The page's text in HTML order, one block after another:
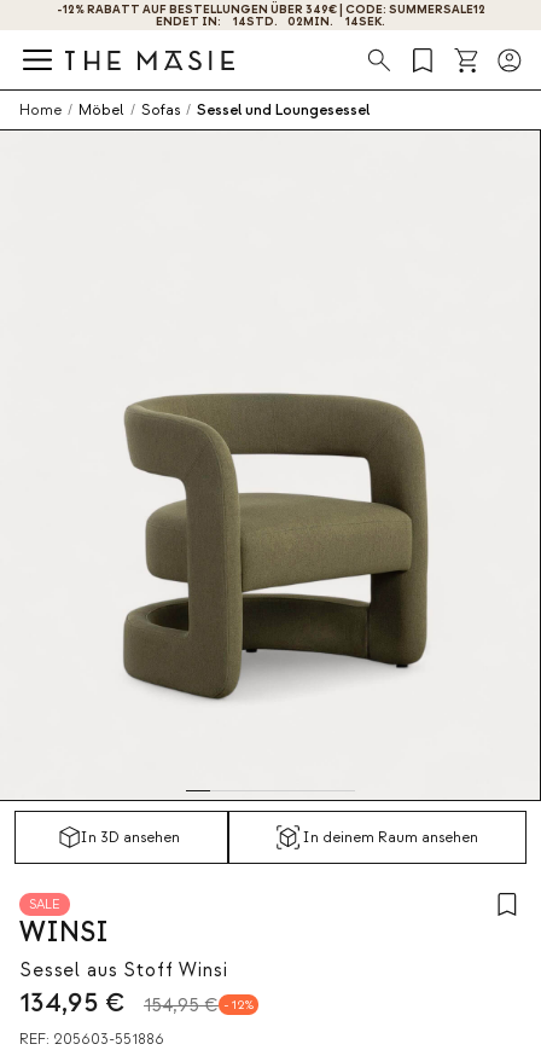
-12% RABATT AUF BESTELLUNGEN ÜBER 349€ | CODE: SUMMERSALE12
ENDET IN: 14STD. 02MIN. 13SEK.
Suche
Home / Möbel / Sofas / Sessel und Loungesessel
In 3D ansehen In deinem Raum ansehen
SALE
WINSI
Sessel aus Stoff Winsi
134,95 € 154,95 € 12
REF: 205603-551886